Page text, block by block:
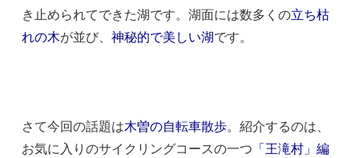
き止められてできた湖です。湖面には数多くの立ち枯
れの木が並び、神秘的で美しい湖です。
さて今回の話題は木曽の自転車散歩 。紹介するのは、
お気に入りのサイクリングコースの一つ 「王滝村」編